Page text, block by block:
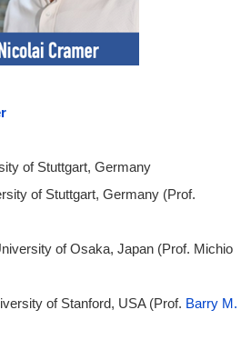
of Stuttgart, Germany
of Stuttgart, Germany (Prof.
of Osaka, Japan (Prof. Michio
of Stanford, USA (Prof. Barry M.